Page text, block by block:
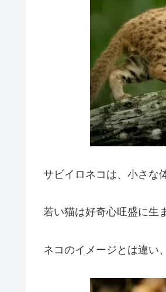
サビイロネコは、小さな
若い猫は好奇心旺盛に生
ネコのイメージとは違い